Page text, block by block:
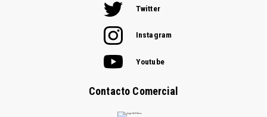
Twitter
Instagram
Youtube
Contacto Comercial